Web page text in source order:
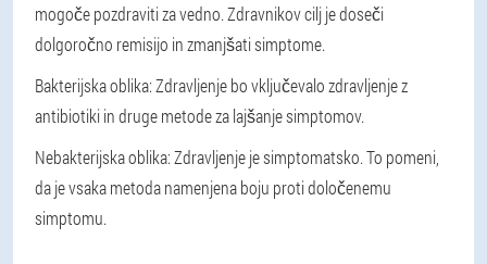
mogoče pozdraviti za vedno. Zdravnikov cilj je doseči
dolgoročno remisijo in zmanjšati simptome.
Bakterijska oblika: Zdravljenje bo vključevalo zdravljenje z
antibiotiki in druge metode za lajšanje simptomov.
Nebakterijska oblika: Zdravljenje je simptomatsko. To pomeni,
da je vsaka metoda namenjena boju proti določenemu
simptomu.